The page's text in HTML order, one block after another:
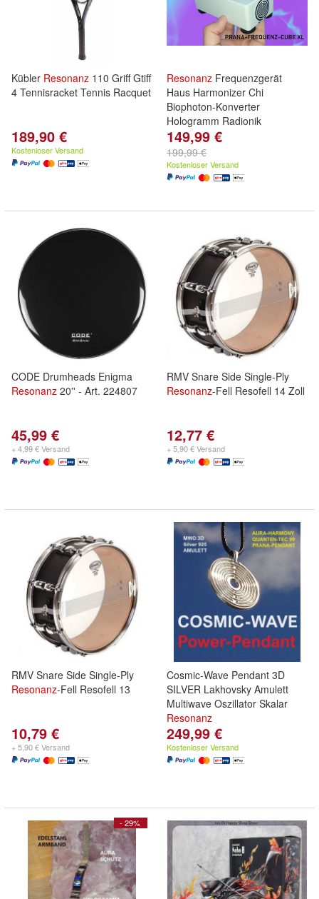
Kübler Resonanz 110 Griff Gtiff
4 Tennisracket Tennis Racquet
189,90 €
Kostenloser Versand
Resonanz Frequenzgerät
Haus Harmonizer Chi
Biophoton-Konverter
Hologramm Radionik
149,99 €
199,99 €
Kostenloser Versand
CODE Drumheads Enigma
Resonanz 20'' - Art. 224807
45,99 €
+ 4,99 € Versand
RMV Snare Side Single-Ply
Resonanz-Fell Resofell 14 Zoll
12,77 €
+ 5,90 € Versand
RMV Snare Side Single-Ply
Resonanz-Fell Resofell 13
10,79 €
+ 5,90 € Versand
Cosmic-Wave Pendant 3D
SILVER Lakhovsky Amulett
Multiwave Oszillator Skalar
Resonanz
249,99 €
Kostenloser Versand
- 29%